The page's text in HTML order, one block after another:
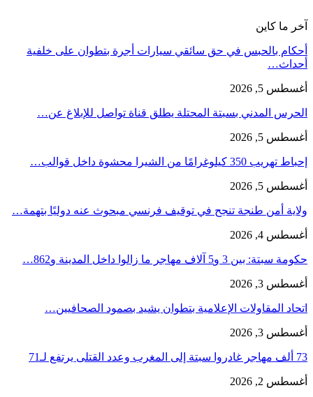
آخر ما كاين
أحكام بالحبس في حق سائقي سيارات أجرة بتطوان على خلفية
أحداث…
أغسطس 5, 2026
الحرس المدني بسبتة المحتلة يطلق قناة تواصل للإبلاغ عن…
أغسطس 5, 2026
إحباط تهريب 350 كيلوغرامًا من الشيرا محشوة داخل قوالب…
أغسطس 5, 2026
ولاية أمن طنجة تنجح في توقيف فرنسي مبحوث عنه دوليًا بتهمة…
أغسطس 4, 2026
حكومة سبتة: بين 3 و5 آلاف مهاجر ما زالوا داخل المدينة و862…
أغسطس 3, 2026
اتحاد المقاولات الإعلامية بتطوان يشيد بصمود الصحافيين…
أغسطس 3, 2026
73 ألف مهاجر غادروا سبتة إلى المغرب وعدد القتلى يرتفع لـ71
أغسطس 2, 2026